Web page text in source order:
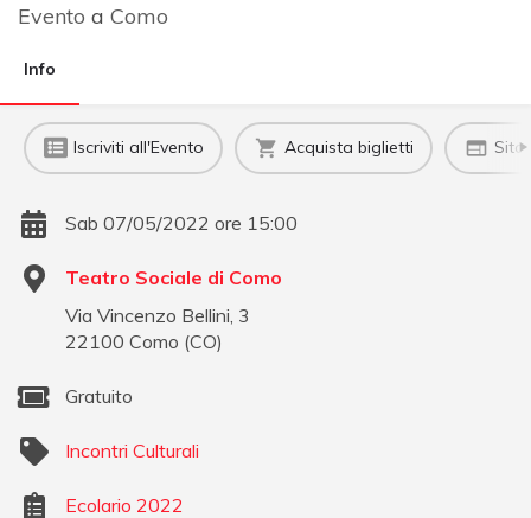
Evento a Como
Info
Iscriviti all'Evento Acquista biglietti Sito
Sab 07/05/2022 ore 15:00
Teatro Sociale di Como
Via Vincenzo Bellini, 3
22100 Como (CO)
Gratuito
Incontri Culturali
Ecolario 2022